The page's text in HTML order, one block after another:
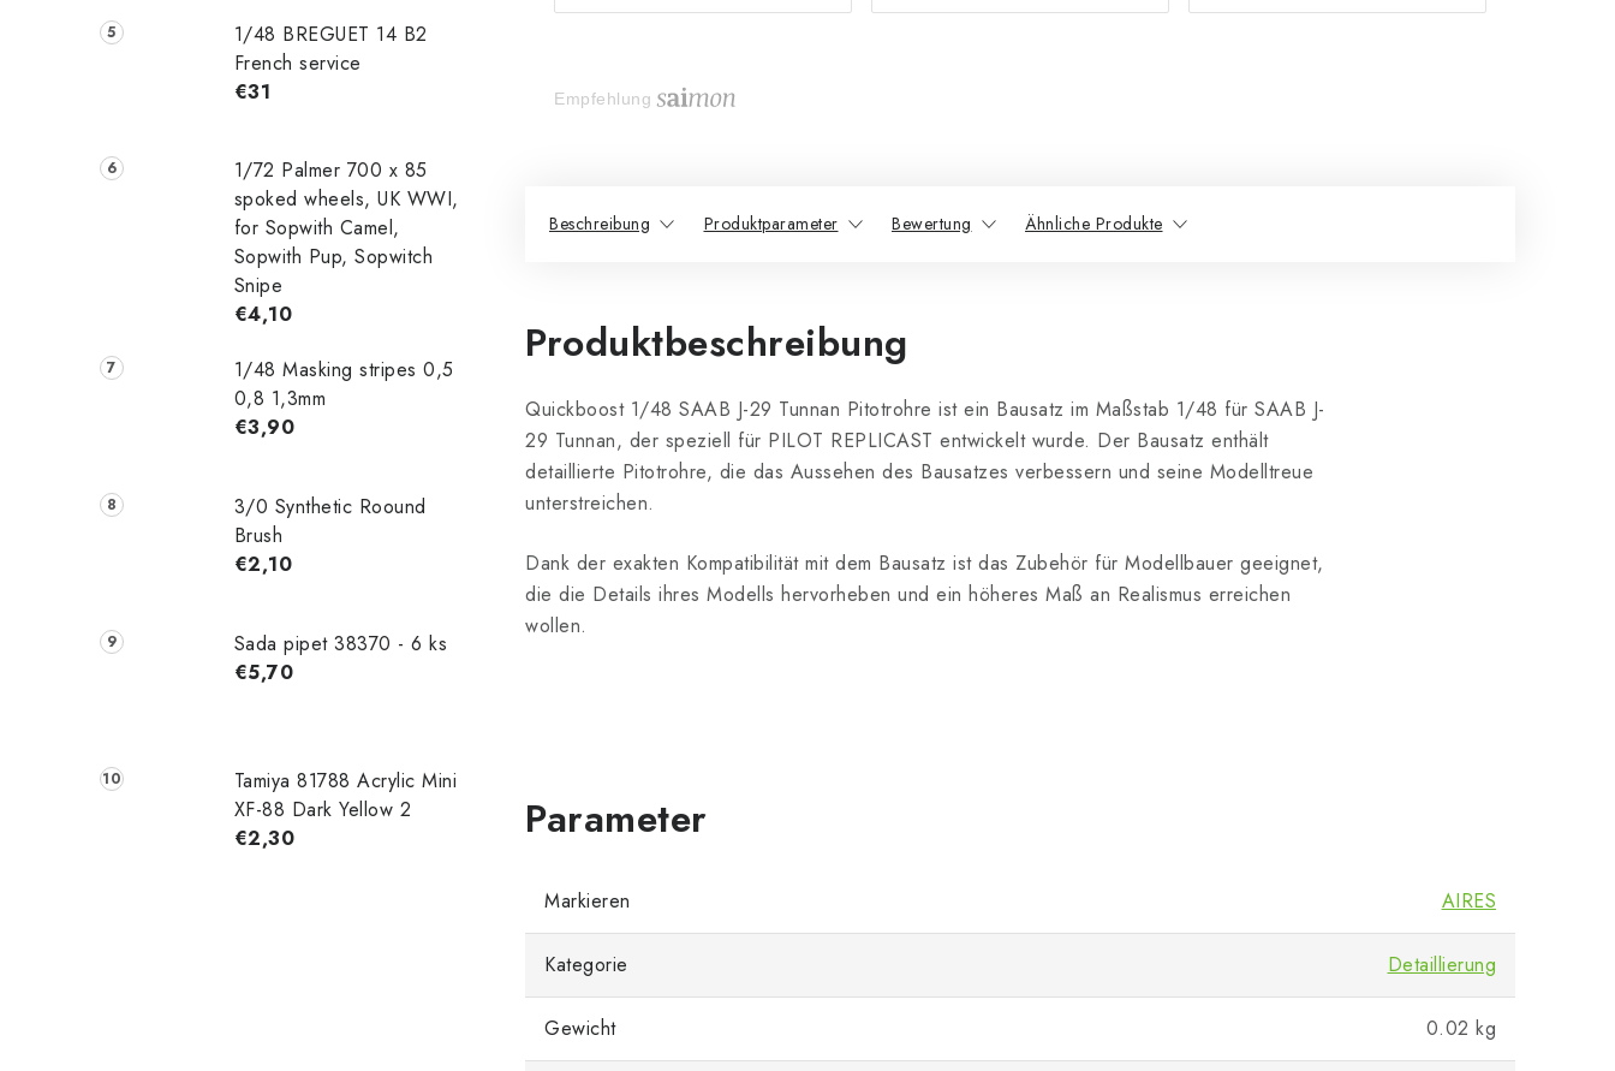
1/48 ‌‌BREGUET 14 B2
French service
€31
1/72 Palmer 700 x 85
spoked wheels, UK WWI,
for Sopwith Camel,
Sopwith Pup, Sopwitch
Snipe
€4,10
1/48 Masking stripes 0,5
0,8 1,3mm
€3,90
3/0 Synthetic Roound
Brush
€2,10
Sada pipet 38370 - 6 ks
€5,70
Tamiya 81788 Acrylic Mini
XF-88 Dark Yellow 2
€2,30
Empfehlung
Beschreibung Produktparameter Bewertung Ähnliche Produkte
Produktbeschreibung
Quickboost 1/48 SAAB J-29 Tunnan Pitotrohre ist ein Bausatz im Maßstab 1/48 für SAAB J-
29 Tunnan, der speziell für PILOT REPLICAST entwickelt wurde. Der Bausatz enthält
detaillierte Pitotrohre, die das Aussehen des Bausatzes verbessern und seine Modelltreue
unterstreichen.
Dank der exakten Kompatibilität mit dem Bausatz ist das Zubehör für Modellbauer geeignet,
die die Details ihres Modells hervorheben und ein höheres Maß an Realismus erreichen
wollen.
Markieren AIRES
Kategorie Detaillierung
Gewicht 0.02 kg